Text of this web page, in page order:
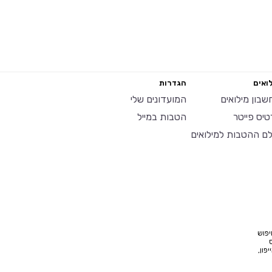
מילואים
פייטר
ההטבות למילואים
הגדרות
המועדונים שלי
הטבות במייל